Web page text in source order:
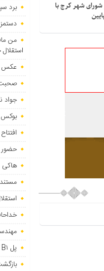
شهر کرج با
برد
دستمزد ۲ ستاره استقلال برای
من
عکس |
جواد
بوکس ایران پس
حضور
هاکی
پل B۱ کرج با تغییراتی در سازه، ترمیم می‌شود